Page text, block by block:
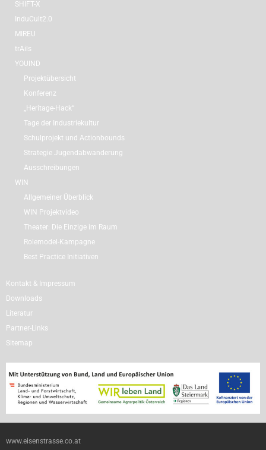
SHIFT-X
InduCult2.0
MIREU
trAils
YOUIND
Projektübersicht
Konferenz
„Heritage-Hack“
Tage der Industriekultur
Schulprojekt und Actionbounds
Strategie Jugendabwanderung
Ausschreibungen
WIN
Allgemeiner Überblick
WIN Projektvideo
Theater: Die Einzige im Raum
Rolemodel-Kampagne
Best Practice Initiativen
Kontakt & Impressum
Downloads
Literatur
Partner-Links
Sitemap
www.eisenstrasse.co.at